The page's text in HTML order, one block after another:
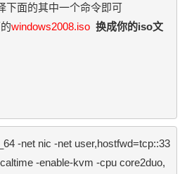
然后根据自己的硬盘选择下面的其中一个命令即可
windows2008.iso 换成你的iso文
-net nic -net user,hostfwd=tcp::33
-enable-kvm -cpu core2duo,